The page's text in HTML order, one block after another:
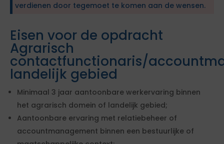
verdienen door tegemoet te komen aan de wensen.
Eisen voor de opdracht
Agrarisch
contactfunctionaris/
landelijk gebied
Minimaal 3 jaar aantoonbare werkervaring binnen
het agrarisch domein of landelijk gebied;
Aantoonbare ervaring met relatiebeheer of
accountmanagement binnen een bestuurlijke of